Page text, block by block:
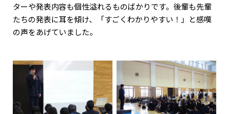
ターや発表内容も個性溢れるものばかりです。後輩も先輩
たちの発表に耳を傾け、「すごくわかりやすい！」と感嘆
の声をあげていました。